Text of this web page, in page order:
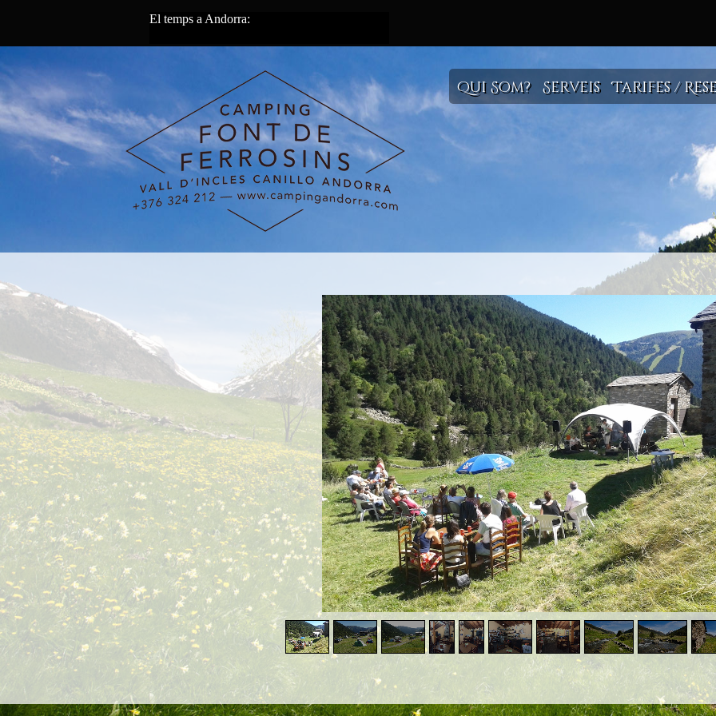
Qui Som? Serveis Tarifes /